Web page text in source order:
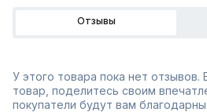
Отзывы
У этого товара пока нет отзывов.
товар, поделитесь своим
покупатели будут вам благодарны.